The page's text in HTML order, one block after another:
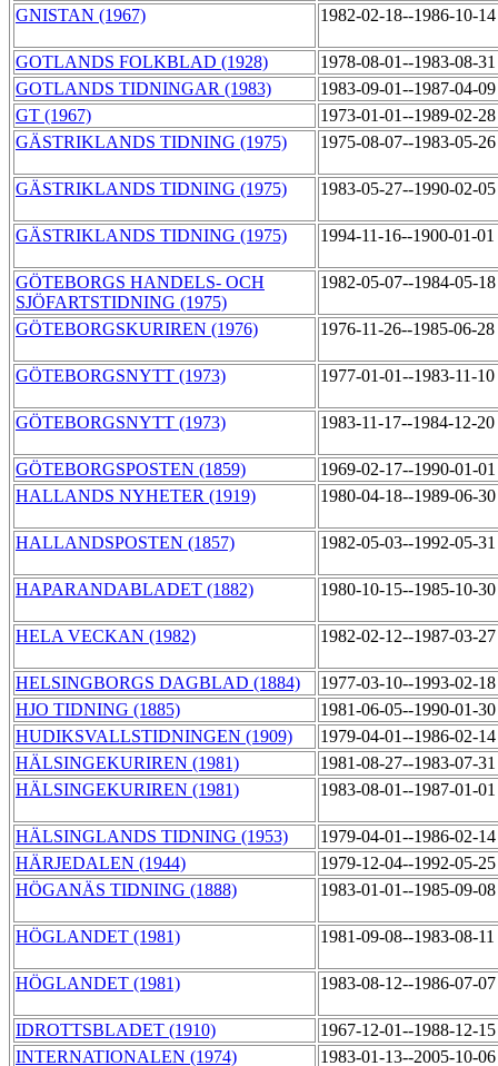
GNISTAN (1967)
1982-02-18--1986-10-
GOTLANDS FOLKBLAD (1928)
1978-08-01--1983-08-
GOTLANDS TIDNINGAR (1983)
1983-09-01--1987-04-
GT (1967)
1973-01-01--1989-02-
GÄSTRIKLANDS TIDNING (1975)
1975-08-07--1983-05-
GÄSTRIKLANDS TIDNING (1975) 1983-05-27--1990-02-
GÄSTRIKLANDS TIDNING (1975) 1994-11-16--1900-01-01
GÖTEBORGS HANDELS- OCH
SJÖFARTSTIDNING (1975)
1982-05-07--1984-05-
GÖTEBORGSKURIREN (1976) 1976-11-26--1985-06-28
GÖTEBORGSNYTT (1973) 1977-01-01--1983-11-10
GÖTEBORGSNYTT (1973) 1983-11-17--1984-12-20
GÖTEBORGSPOSTEN (1859)
1969-02-17--1990-01-
HALLANDS NYHETER (1919)
1980-04-18--1989-06-
HALLANDSPOSTEN (1857) 1982-05-03--1992-05-
HAPARANDABLADET (1882) 1980-10-15--1985-10-
HELA VECKAN (1982) 1982-02-12--1987-03-
HELSINGBORGS DAGBLAD (1884)
1977-03-10--1993-02-
HJO TIDNING (1885)
1981-06-05--1990-01-
HUDIKSVALLSTIDNINGEN (1909)
1979-04-01--1986-02-
HÄLSINGEKURIREN (1981)
1981-08-27--1983-07-
HÄLSINGEKURIREN (1981)
1983-08-01--1987-01-
HÄLSINGLANDS TIDNING (1953)
1979-04-01--1986-02-
HÄRJEDALEN (1944)
1979-12-04--1992-05-
HÖGANÄS TIDNING (1888)
1983-01-01--1985-09-
HÖGLANDET (1981) 1981-09-08--1983-08-11
HÖGLANDET (1981) 1983-08-12--1986-07-
IDROTTSBLADET (1910)
1967-12-01--1988-12-
INTERNATIONALEN (1974)
1983-01-13--2005-10-